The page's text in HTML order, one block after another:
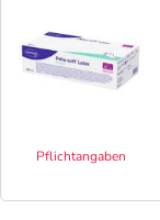
Pflichtangaben